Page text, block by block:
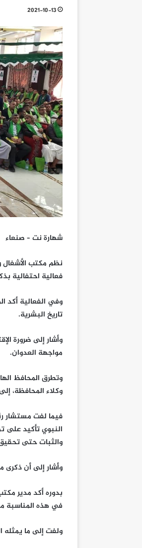
2021-10-13
شهارة نت – صنعاء
نظم مكتب الأشغال
فعالية احتفالية
وفي الفعالية أكد
تاريخ البشرية.
وأشار إلى ضرورة
مواجهة العدوان.
وتطرق المحافظ
وكلاء المحافظة،
فيما لفت مستشار
النبوي تأكيد على
والثبات حتى
وأشار إلى أن ذكرى
بدوره أكد مدير
في هذه المناسبة
ولفت إلى ما يمثله